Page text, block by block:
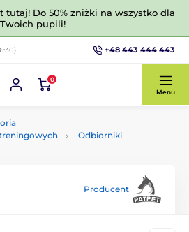
Do 50% zniżki na wszystko dla
Twoich pupili!
+48 443 444 443
0
Menu
Odbiorniki
Producent